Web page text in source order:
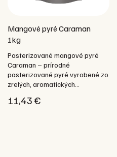
Mangové pyré Caraman
1kg
Pasterizované mangové pyré
Caraman – prírodné
pasterizované pyré vyrobené zo
zrelých, aromatických...
11,43€